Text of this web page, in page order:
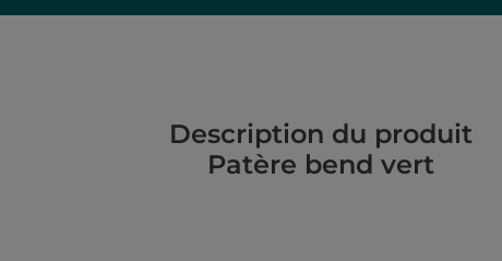
Description du produit
Patère bend vert